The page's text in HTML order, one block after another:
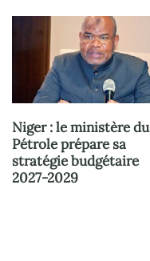
Niger : le ministère du
Pétrole prépare sa
stratégie budgétaire
2027-2029